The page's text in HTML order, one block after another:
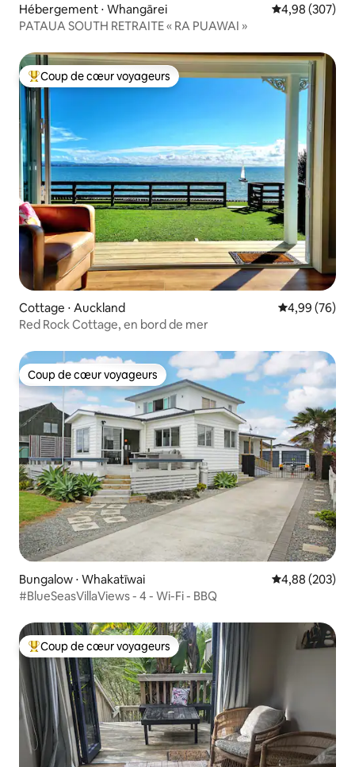
Hébergement ⋅ Whangārei Évaluation
4,98 (307)
PATAUA SOUTH RETRAITE « RA PUAWAI »
Coups de cœur voyageurs les plus appréciés
Coup de cœur voyageurs
Cottage ⋅ Auckland Évaluation
4,99 (76)
Red Rock Cottage, en bord de mer
Coup de cœur voyageurs
Coup de cœur voyageurs
Bungalow ⋅ Whakatīwai Évaluation
4,88 (203)
#BlueSeasVillaViews - 4 - Wi-Fi - BBQ
Coups de cœur voyageurs les plus appréciés
Coup de cœur voyageurs